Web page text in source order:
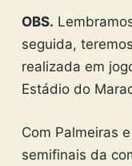
OBS.
seguida,
realizada em
Estádio do
Com Palmeiras
semifinais da